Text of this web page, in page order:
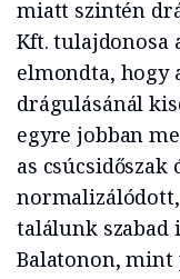
miatt szintén
Kft. tulajdonosa
elmondta, hogy
drágulásánál
egyre jobban
as csúcsidőszak
találunk szabad
Balatonon, mint